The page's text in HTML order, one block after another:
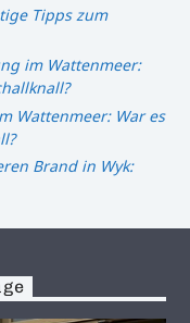
Tipps zum
im Wattenmeer:
Wattenmeer: War es
Brand in Wyk: